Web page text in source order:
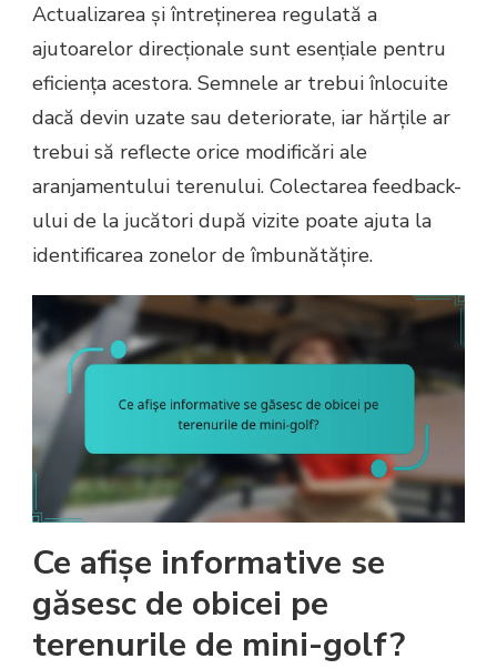
Actualizarea și întreținerea regulată a
ajutoarelor direcționale sunt esențiale pentru
eficiența acestora. Semnele ar trebui înlocuite
dacă devin uzate sau deteriorate, iar hărțile ar
trebui să reflecte orice modificări ale
aranjamentului terenului. Colectarea feedback-
ului de la jucători după vizite poate ajuta la
identificarea zonelor de îmbunătățire.
Ce afișe informative se
găsesc de obicei pe
terenurile de mini-golf?